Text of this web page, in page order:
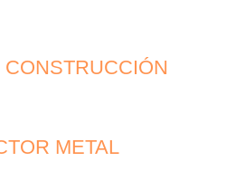
METAL